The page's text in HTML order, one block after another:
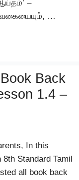
–
…
Back
1.4 –
In this
Standard Tamil
all book back